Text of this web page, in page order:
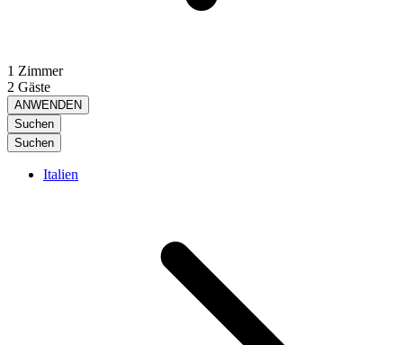
1 Zimmer
2 Gäste
ANWENDEN
Suchen
Suchen
Italien